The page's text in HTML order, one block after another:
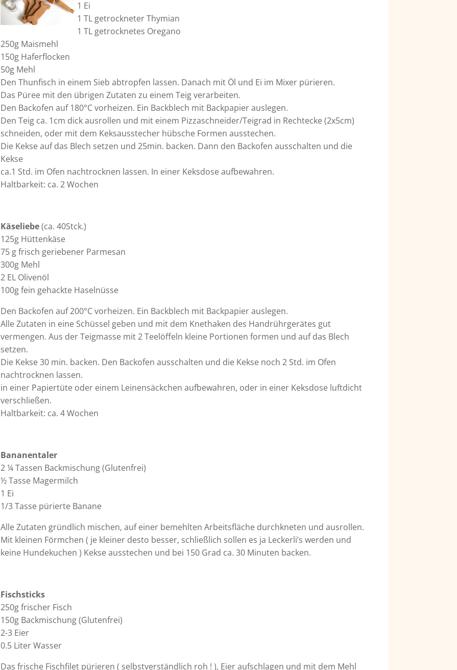
1 Ei
1 TL getrockneter Thymian
1 TL getrocknetes Oregano
250g Maismehl
150g Haferflocken
50g Mehl
Den Thunfisch in einem Sieb abtropfen lassen. Danach mit Öl und Ei im Mixer pürieren.
Das Püree mit den übrigen Zutaten zu einem Teig verarbeiten.
Den Backofen auf 180°C vorheizen. Ein Backblech mit Backpapier auslegen.
Den Teig ca. 1cm dick ausrollen und mit einem Pizzaschneider/Teigrad in Rechtecke (2x5cm)
schneiden, oder mit dem Keksausstecher hübsche Formen ausstechen.
Die Kekse auf das Blech setzen und 25min. backen. Dann den Backofen ausschalten und die
Kekse
ca.1 Std. im Ofen nachtrocknen lassen. In einer Keksdose aufbewahren.
Haltbarkeit: ca. 2 Wochen
Käseliebe(ca. 40Stck.)
125g Hüttenkäse
75 g frisch geriebener Parmesan
300g Mehl
2 EL Olivenöl
100g fein gehackte Haselnüsse
Den Backofen auf 200°C vorheizen. Ein Backblech mit Backpapier auslegen.
Alle Zutaten in eine Schüssel geben und mit dem Knethaken des Handrührgerätes gut
vermengen. Aus der Teigmasse mit 2 Teelöffeln kleine Portionen formen und auf das Blech
setzen.
Die Kekse 30 min. backen. Den Backofen ausschalten und die Kekse noch 2 Std. im Ofen
nachtrocknen lassen.
in einer Papiertüte oder einem Leinensäckchen aufbewahren, oder in einer Keksdose luftdicht
verschließen.
Haltbarkeit: ca. 4 Wochen
Bananentaler
2 ¼ Tassen Backmischung (Glutenfrei)
½ Tasse Magermilch
1 Ei
1/3 Tasse pürierte Banane
Alle Zutaten gründlich mischen, auf einer bemehlten Arbeitsfläche durchkneten und ausrollen.
Mit kleinen Förmchen ( je kleiner desto besser, schließlich sollen es ja Leckerli’s werden und
keine Hundekuchen ) Kekse ausstechen und bei 150 Grad ca. 30 Minuten backen.
Fischsticks
250g frischer Fisch
150g Backmischung (Glutenfrei)
2-3 Eier
0.5 Liter Wasser
Das frische Fischfilet pürieren ( selbstverständlich roh ! ), Eier aufschlagen und mit dem Mehl